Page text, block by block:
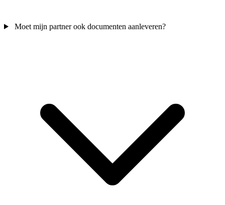
Moet mijn partner ook documenten aanleveren?